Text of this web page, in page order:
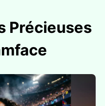
Précieuses